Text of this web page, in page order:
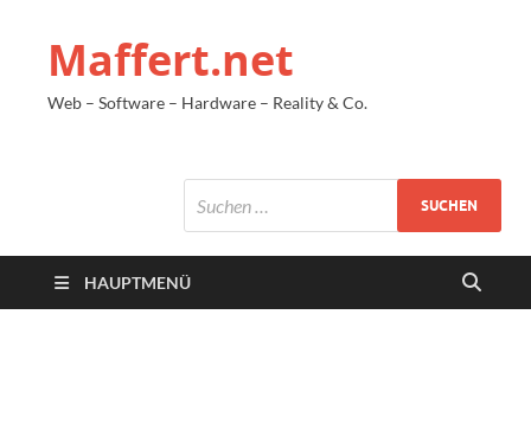
Maffert.net
Web – Software – Hardware – Reality & Co.
HAUPTMENÜ